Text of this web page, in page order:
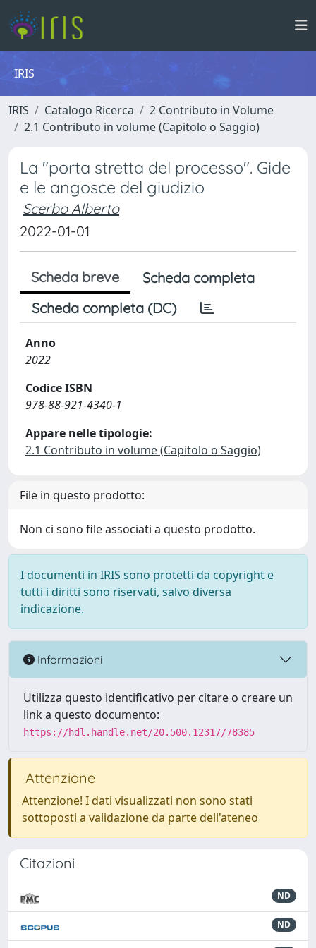
IRIS
IRIS Catalogo Ricerca
2 Contributo in Volume
2.1 Contributo in volume (Capitolo o Saggio)
La "porta stretta del processo". Gide
e le angosce del giudizio
Scerbo Alberto
2022-01-01
Scheda breve
Scheda completa
Scheda completa (DC)
Anno
2022
Codice ISBN
978-88-921-4340-1
Appare nelle tipologie:
2.1 Contributo in volume (Capitolo o Saggio)
File in questo prodotto:
Non ci sono file associati a questo prodotto.
I documenti in IRIS sono protetti da copyright e
tutti i diritti sono riservati, salvo diversa
indicazione.
Informazioni
Utilizza questo identificativo per citare o creare un
link a questo documento:
https://hdl.handle.net/20.500.12317/78385
Attenzione
Attenzione! I dati visualizzati non sono stati
sottoposti a validazione da parte dell'ateneo
Citazioni
ND
ND